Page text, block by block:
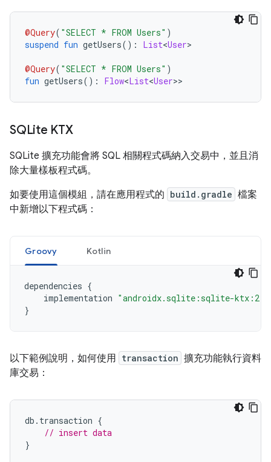
@Query( "SELECT * FROM Users" )
suspend fun getUsers(): List<User>
@Query( "SELECT * FROM Users" )
fun getUsers(): Flow<List<User>>
SQLite KTX
SQLite 擴充功能會將 SQL 相關程式碼納入交易中，並且消
除大量樣板程式碼。
如要使用這個模組，請在應用程式的 build.gradle 檔案
中新增以下程式碼：
Groovy Kotlin
dependencies {
implementation "androidx.sqlite:sqlite-
}
以下範例說明，如何使用 transaction 擴充功能執行資料
庫交易：
db . transaction {
// insert data
}